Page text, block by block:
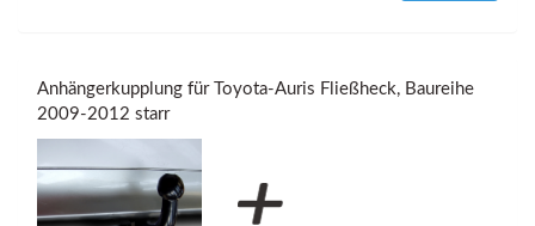
Anhängerkupplung für Toyota-Auris Fließheck, Baureihe
2009-2012 starr